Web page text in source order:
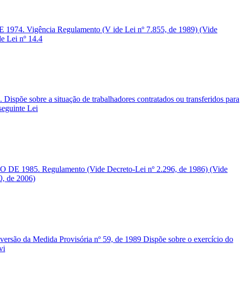
Vigência Regulamento (V ide Lei nº 7.855, de 1989) (Vide
Lei nº 14.4
sobre a situação de trabalhadores contratados ou transferidos para
Lei
1985. Regulamento (Vide Decreto-Lei nº 2.296, de 1986) (Vide
de 2006)
da Medida Provisória nº 59, de 1989 Dispõe sobre o exercício do